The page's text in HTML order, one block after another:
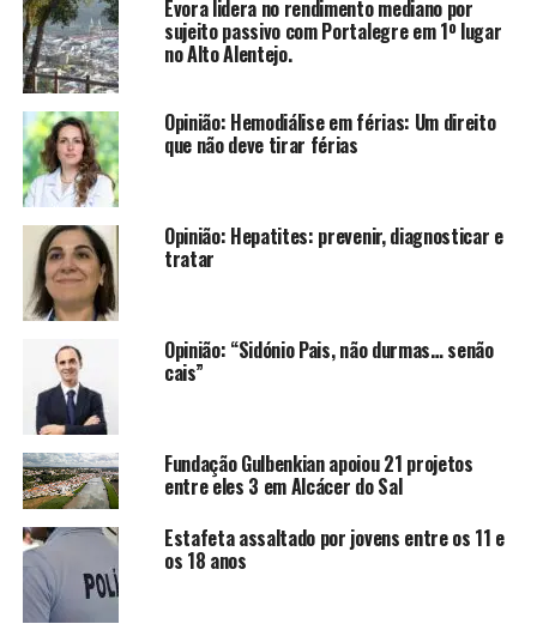
Évora lidera no rendimento mediano por
sujeito passivo com Portalegre em 1º lugar
no Alto Alentejo.
Opinião: Hemodiálise em férias: Um direito
que não deve tirar férias
Opinião: Hepatites: prevenir, diagnosticar e
tratar
Opinião: “Sidónio Pais, não durmas… senão
cais”
Fundação Gulbenkian apoiou 21 projetos
entre eles 3 em Alcácer do Sal
Estafeta assaltado por jovens entre os 11 e
os 18 anos